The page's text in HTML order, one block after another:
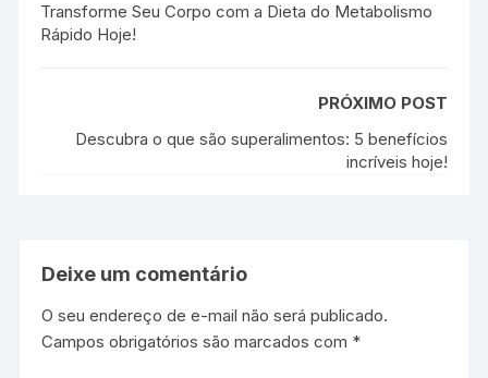
Transforme Seu Corpo com a Dieta do Metabolismo
Rápido Hoje!
PRÓXIMO POST
Descubra o que são superalimentos: 5 benefícios
incríveis hoje!
Deixe um comentário
O seu endereço de e-mail não será publicado.
Campos obrigatórios são marcados com *